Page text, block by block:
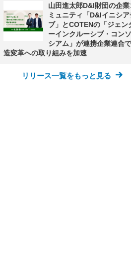
山田進太郎D&I財団の企業
ミュニティ「D&Iイニシア
ブ」とCOTENの「ジェン
ーインクルーシブ・コン
シアム」が連携企業連合
造変革への取り組みを加速
リリース一覧をもっと見る